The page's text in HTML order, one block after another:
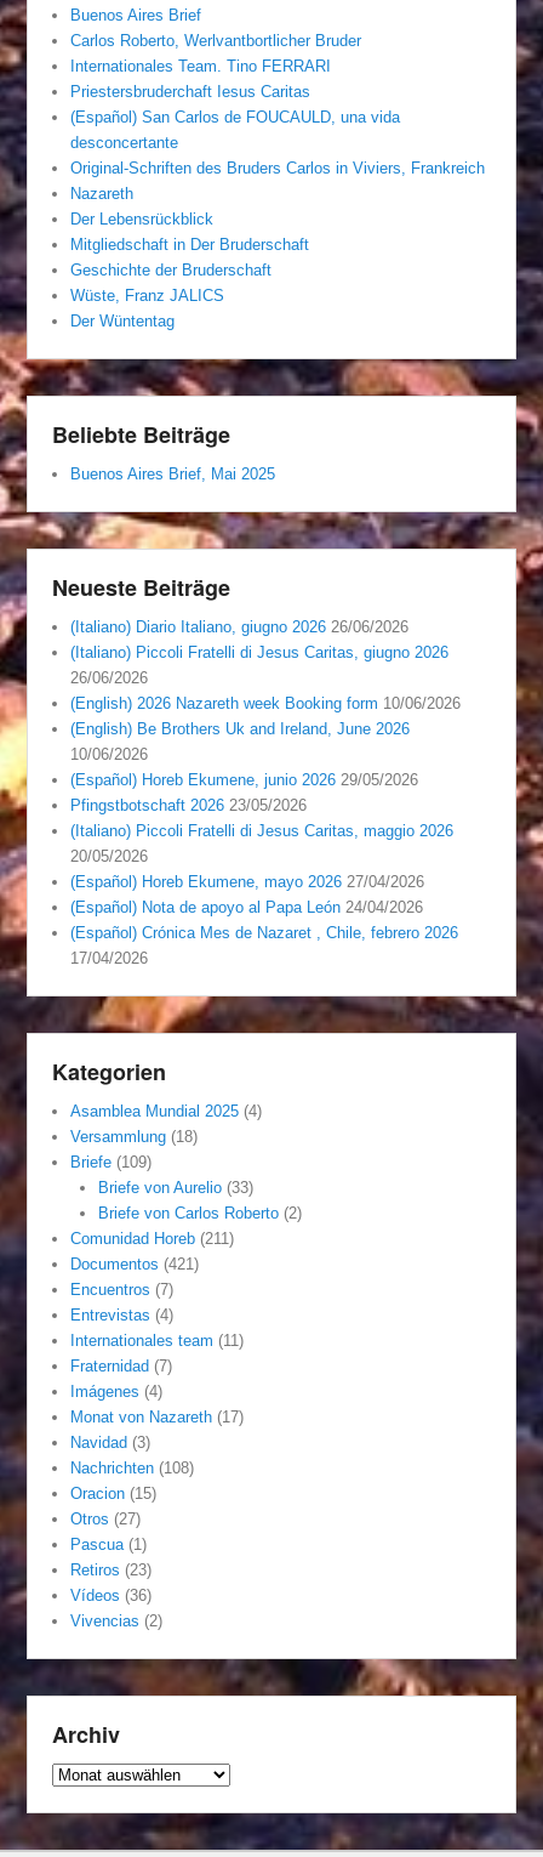
Buenos Aires Brief
Carlos Roberto, Werlvantbortlicher Bruder
Internationales Team. Tino FERRARI
Priestersbruderchaft Iesus Caritas
(Español) San Carlos de FOUCAULD, una vida
desconcertante
Original-Schriften des Bruders Carlos in Viviers, Frankreich
Nazareth
Der Lebensrückblick
Mitgliedschaft in Der Bruderschaft
Geschichte der Bruderschaft
Wüste, Franz JALICS
Der Wüntentag
Beliebte Beiträge
Buenos Aires Brief, Mai 2025
Neueste Beiträge
(Italiano) Diario Italiano, giugno 2026 26/06/2026
(Italiano) Piccoli Fratelli di Jesus Caritas, giugno 2026
26/06/2026
(English) 2026 Nazareth week Booking form 10/06/2026
(English) Be Brothers Uk and Ireland, June 2026
10/06/2026
(Español) Horeb Ekumene, junio 2026 29/05/2026
Pfingstbotschaft 2026 23/05/2026
(Italiano) Piccoli Fratelli di Jesus Caritas, maggio 2026
20/05/2026
(Español) Horeb Ekumene, mayo 2026 27/04/2026
(Español) Nota de apoyo al Papa León 24/04/2026
(Español) Crónica Mes de Nazaret , Chile, febrero 2026
17/04/2026
Kategorien
Asamblea Mundial 2025 (4)
Versammlung (18)
Briefe (109)
Briefe von Aurelio(33)
Briefe von Carlos Roberto(2)
Comunidad Horeb (211)
Documentos (421)
Encuentros (7)
Entrevistas (4)
Internationales team (11)
Fraternidad (7)
Imágenes (4)
Monat von Nazareth (17)
Navidad (3)
Nachrichten (108)
Oracion (15)
Otros (27)
Pascua (1)
Retiros (23)
Vídeos (36)
Vivencias (2)
Archiv
Archiv